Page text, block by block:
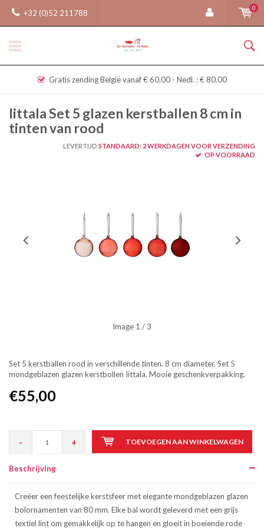
+32 (0)52 211788
0
Gratis zending België vanaf € 60.00 - Nedl. : € 80.00
Iittala Set 5 glazen kerstballen 8 cm in
tinten van rood
LEVERTIJD STANDAARD: 2 WERKDAGEN VOOR VERZENDING
OP VOORRAAD
Image 1 / 3
Set 5 kerstballen rood in verschillende tinten. 8 cm diameter. Set 5
mondgeblazen glazen kerstbollen Iittala. Mooie geschenkverpakking.
€55,00
- + TOEVOEGEN AAN WINKELWAGEN
Beschrijving
Creëer een feestelijke kerstsfeer met elegante mondgeblazen glazen
bolornamenten van 80 mm. Elke bal wordt geleverd met een grijs
textiel lint om gemakkelijk op te hangen en gloeit in boeiende rode